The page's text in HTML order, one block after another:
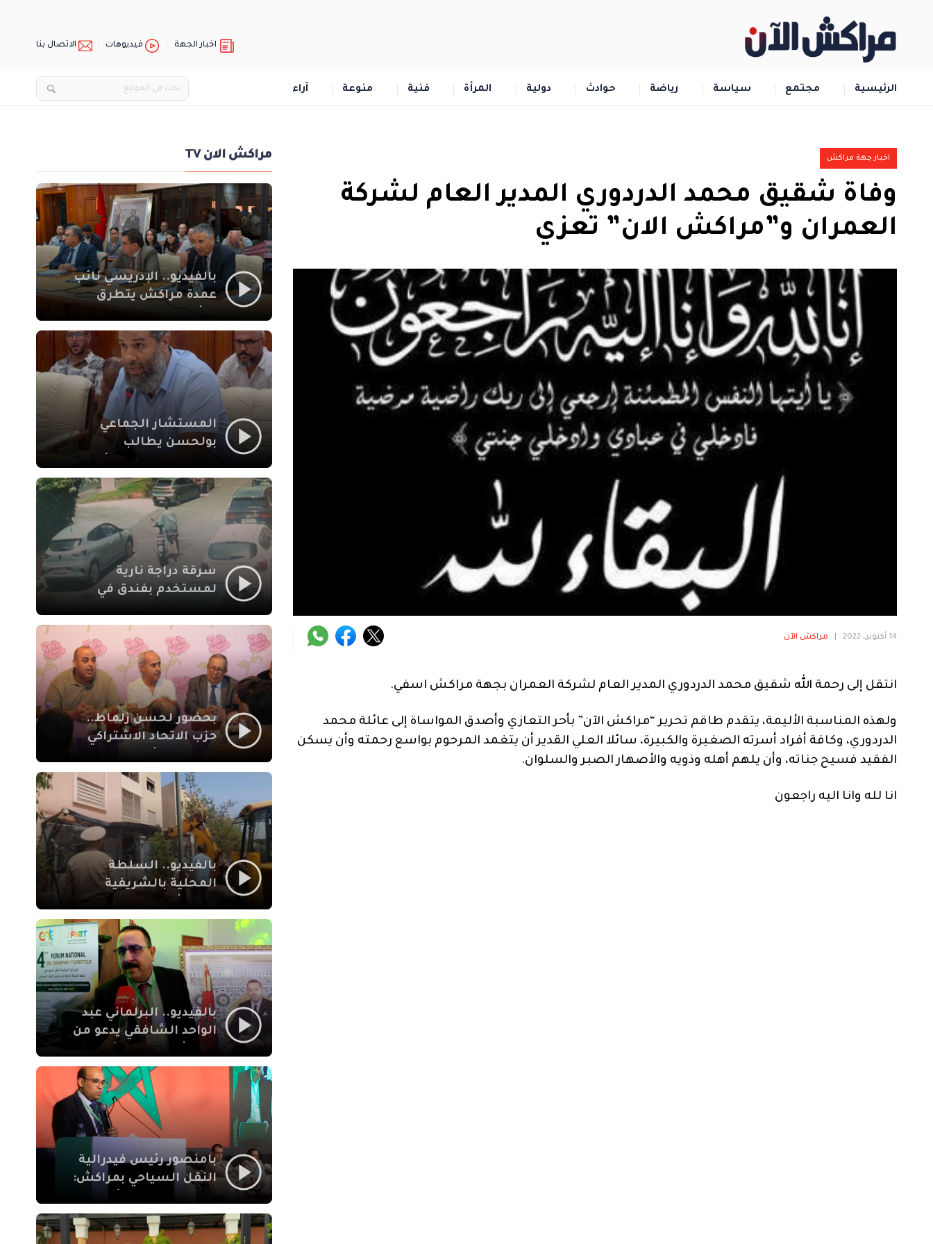
اخبار الجهة فيديوهات الاتصال بنا
الرئيسية مجتمع سياسة رياضة حوادث دولية المرأة فنية منوعة آراء
اخبار جهة مراكش
وفاة شقيق محمد الدردوري المدير العام لشركة
العمران و”مراكش الان” تعزي
14 أكتوبر، 2022 مراكش الآن
انتقل إلى رحمة الله شقيق محمد الدردوري المدير العام لشركة العمران بجهة مراكش اسفي.
ولهذه المناسبة الأليمة، يتقدم طاقم تحرير “مراكش الآن” بأحر التعازي وأصدق المواساة إلى عائلة محمد
الدردوري، وكافة أفراد أسرته الصغيرة والكبيرة، سائلا العلي القدير أن يتغمد المرحوم بواسع رحمته وأن يسكن
الفقيد فسيح جناته، وأن يلهم أهله وذويه والأصهار الصبر والسلوان.
انا لله وانا اليه راجعون
مراكش الان TV
بالفيديو.. الإدريسي نائب
عمدة مراكش يتطرق
الاجتماعي في نقل
المحطة الطرقية إلى
العزوزية
المستشار الجماعي
بولحسن يطالب
أشغال شارع علال
الفاسي بمراكش
سرقة دراجة نارية
لمستخدم بفندق في
بمراكش
بحضور لحسن زلماط..
حزب الاتحاد الاشتراكي
مقراً بمقاطعة سيدي
يوسف بن علي مراكش
بالفيديو.. السلطة
المحلية بالشريفية
بنايات غير قانونية بإقامة
الإيمان
بالفيديو.. البرلماني عبد
الواحد الشافقي يدعو من
النقل السياحي لمواكبة
بامنصور رئيس فيدرالية
النقل السياحي بمراكش:
والاصلاح التشريعي
ركيزتان أساسيتان لكسب